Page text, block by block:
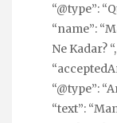
“@type”:
“name”:
Ne Kadar? “,
“@type”:
“text”: